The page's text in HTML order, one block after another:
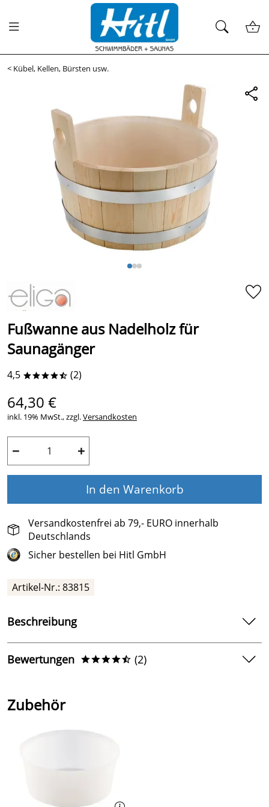
< Kübel, Kellen, Bürsten usw.
Fußwanne aus Nadelholz für
Saunagänger
4,5 ****/ (2)
64,30 €
inkl. 19% MwSt., zzgl.Versandkosten
− +
In den Warenkorb
Versandkostenfrei ab 79,- EURO innerhalb
Deutschlands
Sicher bestellen bei Hitl GmbH
Artikel-Nr.: 83815
Beschreibung
Sauna-Fußwanne aus Nadelholz natur
mit Kunststoffeinsatz
für den privaten Einsatz
Maße oben: BxH 400x200 mm (mit Handgriff 300 mm)
Bewertungen ****/ (2)
5
Zubehör